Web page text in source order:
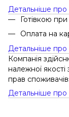
Детальніше про
Готівкою
Оплата на
Детальніше про
Компанія
належної
прав
Детальніше